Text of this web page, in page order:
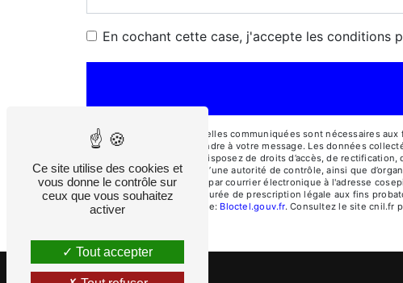
En cochant cette case, j'accepte les conditions
** Les données personnelles communiquées sont nécessaires
dans le seul but de répondre à votre message. Les données
cosepi@cosepi.fr. Vous disposez de droits d’accès, de
une réclamation auprès d’une autorité de contrôle, ainsi que
Rochas, 04510 Aiglun ou par courrier électronique à l'adresse
contact puis pendant la durée de prescription légale aux fins
disponible à cette adresse:
Bloctel.gouv.fr. Consultez le site cnil.fr
Ce site utilise des cookies et
vous donne le contrôle sur
ceux que vous souhaitez
activer
Tout accepter